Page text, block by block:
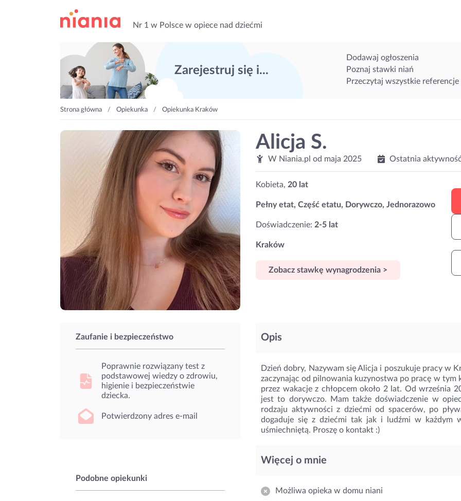
Nr 1 w Polsce w opiece nad dziećmi
Zarejestruj się i...
Dodawaj ogłoszenia
Poznaj stawki niań
Przeczytaj wszystkie referencje
Strona główna Opiekunka Opiekunka Kraków
Alicja S.
W Niania.pl od maja 2025 Ostatnia
Kobieta, 20 lat
Pełny etat, Część etatu, Dorywczo, Jednorazowo
Doświadczenie: 2-5 lat
Kraków
Zobacz stawkę wynagrodzenia >
Zaufanie i bezpieczeństwo
Poprawnie rozwiązany test z
podstawowej wiedzy o zdrowiu,
higienie i bezpieczeństwie
dziecka.
Potwierdzony adres e-mail
Podobne opiekunki
Opis
Dzień dobry, Nazywam się Alicja i poszukuje pracy w
zaczynając od pilnowania kuzynostwa po pracę w tym
przez wakacje z chłopcem około 2 lat. Od września
jest to dorywczo. Mam także doświadczenie w
rodzaju aktywności z dziećmi od spacerów, po
dogaduje się z dziećmi tak jak i ludźmi w każdym
uśmiechniętą. Proszę o kontakt :)
Więcej o mnie
Możliwa opieka w domu niani